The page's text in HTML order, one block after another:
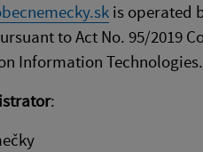
is operated
to Act No. 95/2019
Information Technologies.
: